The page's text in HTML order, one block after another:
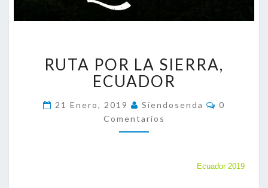
T
A
P
O
R
RUTA POR LA SIERRA,
ECUADOR
21 Enero, 2019 Siendosenda
C
O
R
0
Comentarios
Ecuador 2019